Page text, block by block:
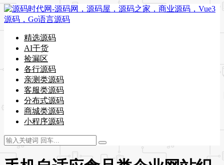
精选源码
AI干货
捡漏区
各行源码
亲测类源码
客服类源码
分布式源码
商城类源码
小程序源码